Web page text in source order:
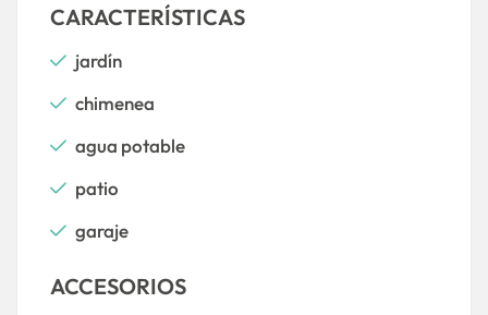
CARACTERÍSTICAS
jardín
chimenea
agua potable
patio
garaje
ACCESORIOS